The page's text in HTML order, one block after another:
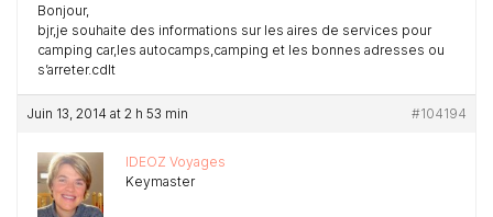
Bonjour,
bjr,je souhaite des informations sur les aires de services pour
camping car,les autocamps,camping et les bonnes adresses ou
s’arreter.cdlt
Juin 13, 2014 at 2 h 53 min #104194
IDEOZ Voyages
Keymaster